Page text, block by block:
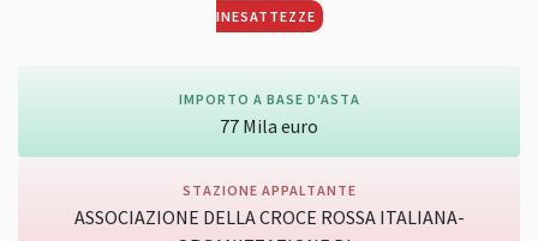
INESATTEZZE
IMPORTO A BASE D'ASTA
77 Mila euro
STAZIONE APPALTANTE
ASSOCIAZIONE DELLA CROCE ROSSA ITALIANA-